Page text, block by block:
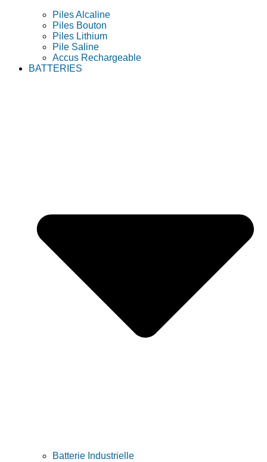
Piles Alcaline
Piles Bouton
Piles Lithium
Pile Saline
Accus Rechargeable
BATTERIES
Batterie Industrielle